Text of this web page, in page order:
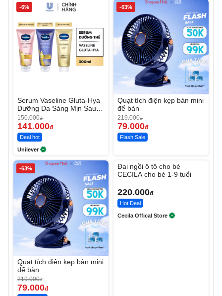
-6%
Serum Vaseline Gluta-Hya
Dưỡng Da Sáng Mịn Sau 7
Ngày
150.000đ
141.000đ
Deal hot
Unilever
-63%
Quạt tích điện kẹp bàn mini
để bàn
219.000đ
79.000đ
Flash Sale
-63%
Quạt tích điện kẹp bàn mini
để bàn
219.000đ
79.000đ
Đai ngồi ô tô cho bé
CECILA cho bé 1-9 tuổi
220.000đ
Hot Deal
Cecila Offical Store